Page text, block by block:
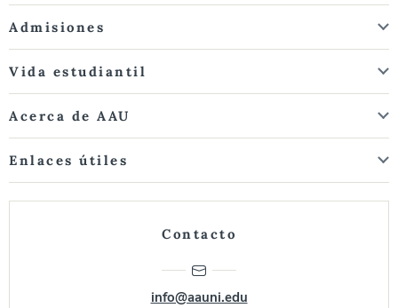
Admisiones
Vida estudiantil
Acerca de AAU
Enlaces útiles
Contacto
info@aauni.edu